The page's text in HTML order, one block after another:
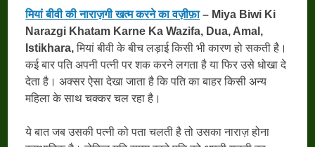
मियां बीवी की नाराज़गी खत्म करने का वज़ीफ़ा– Miya Biwi Ki
Narazgi Khatam Karne Ka Wazifa, Dua, Amal,
Istikhara,मियां बीवी के बीच लड़ाई किसी भी कारण हो सकती है।
कई बार पति अपनी पत्नी पर शक करने लगता है या फिर उसे धोखा दे
देता है। अक्सर ऐसा देखा जाता है कि पति का बाहर किसी अन्य
महिला के साथ चक्कर चल रहा है।
ये बात जब उसकी पत्नी को पता चलती है तो उसका नाराज़ होना